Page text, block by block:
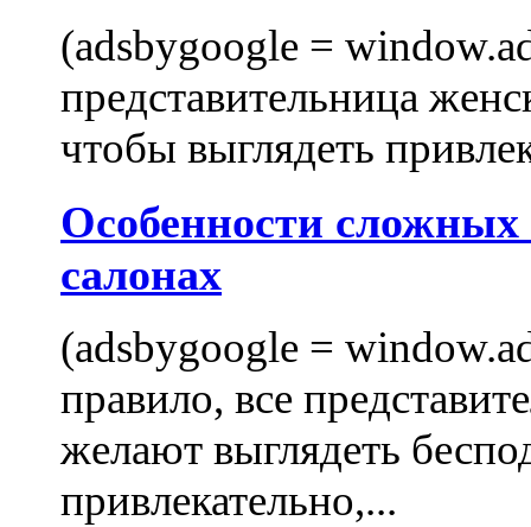
(adsbygoogle =
представительница
чтобы выглядеть
Особенности
салонах
(adsbygoogle =
правило, все
желают выглядеть
привлекательно,...